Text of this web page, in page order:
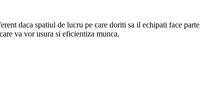
daca spatiul de lucru pe care doriti sa il echipati face parte
va vor usura si eficientiza munca.